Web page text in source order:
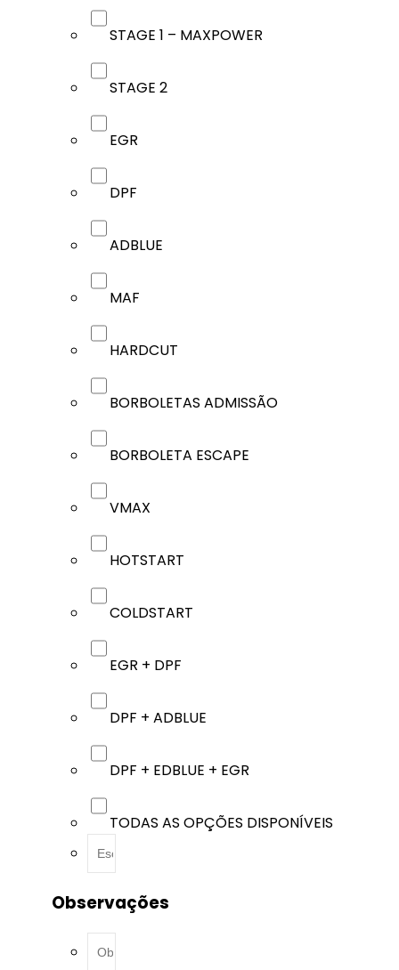
STAGE 1 – MAXPOWER
STAGE 2
EGR
DPF
ADBLUE
MAF
HARDCUT
BORBOLETAS ADMISSÃO
BORBOLETA ESCAPE
VMAX
HOTSTART
COLDSTART
EGR + DPF
DPF + ADBLUE
DPF + EDBLUE + EGR
TODAS AS OPÇÕES DISPONÍVEIS
Observações